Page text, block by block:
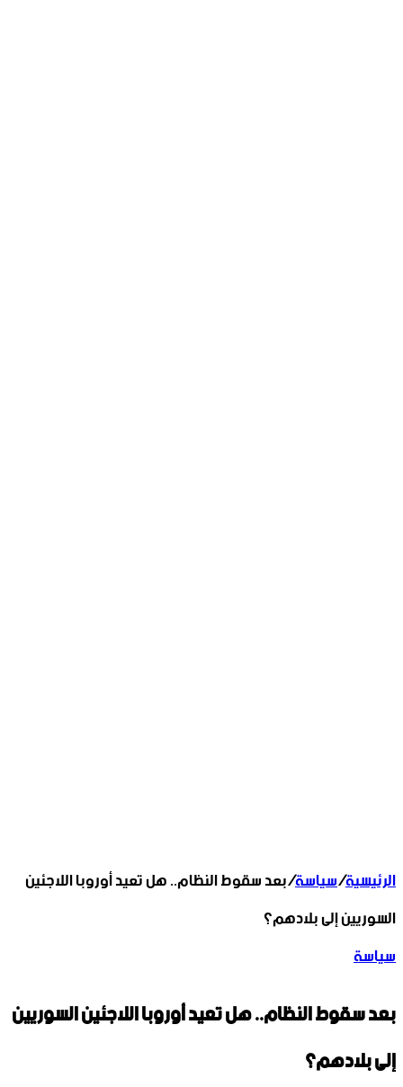
الرئيسية/سياسة/بعد سقوط النظام.. هل تعيد أوروبا اللاجئين
السوريين إلى بلادهم؟
سياسة
بعد سقوط النظام.. هل تعيد أوروبا اللاجئين السوريين
إلى بلادهم؟